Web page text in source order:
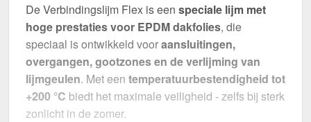
De Verbindingslijm Flex is een speciale lijm met
hoge prestaties voor EPDM dakfolies, die
speciaal is ontwikkeld vooraansluitingen,
overgangen, gootzones en de verlijming van
lijmgeulen. Met een temperatuurbestendigheid tot
+200 °C biedt het maximale veiligheid - zelfs bij sterk
zonlicht in de zomer.